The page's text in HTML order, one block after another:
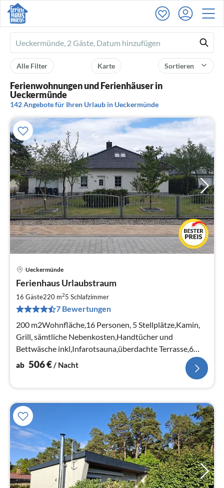
Ferienhausmiete
logo
Sortieren
Karte
Alle Filter
Ferienwohnungen und Ferienhäuser in
Ueckermünde
142 Angebote für Ihren Urlaub in Ueckermünde
Ueckermünde
Ferienhaus Urlaubstraum
16 Gäste220 m25 Schlafzimmer
7 Bewertungen
200 m2Wohnfläche,16 Personen, 5 Stellplätze,Kamin,
Grill, sämtliche Nebenkosten,Handtücher und
Bettwäsche inkl,Infarotsauna,überdachte Terrasse,6
Smart Tv , Netflix,5 Schlafzimmer
ab 506€/ Nacht